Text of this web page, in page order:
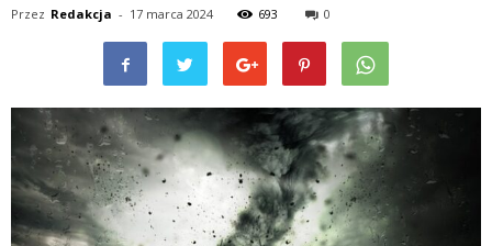
Przez Redakcja - 17 marca 2024 693 0